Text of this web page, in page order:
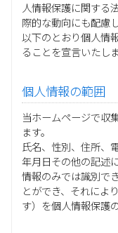
人情報保護に関する
際的な動向にも配慮
以下のとおり個人情
ることを宣言いたしま
個人情報の範囲
当ホームページで収
ます。
氏名、性別、住所、
年月日その他の記述
情報のみでは識別で
とができ、それによ
す）を個人情報保護